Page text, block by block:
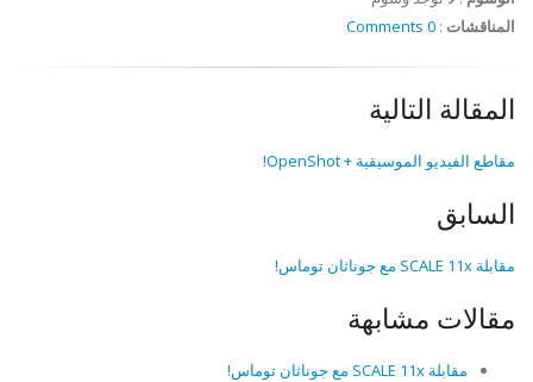
المناقشات :
0 Comments
المقالة التالية
مقاطع الفيديو الموسيقية + OpenShot!
السابق
مقابلة SCALE 11x مع جوناثان توماس!
مقالات مشابهة
مقابلة SCALE 11x مع جوناثان توماس!